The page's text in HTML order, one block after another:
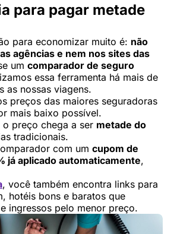
para pagar metade
para economizar muito é: não
agências e nem nos sites das
um comparador de seguro
essa ferramenta há mais de
as nossas viagens.
preços das maiores seguradoras
mais baixo possível.
o preço chega a ser metade do
tradicionais.
com um cupom de
já aplicado automaticamente,
, você também encontra links para
hotéis bons e baratos que
ingressos pelo menor preço.